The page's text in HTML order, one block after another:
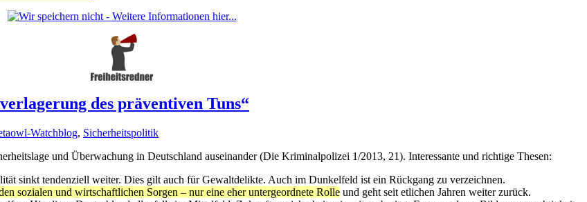
des präventiven Tuns“
Watchblog, Sicherheitspolitik
und Überwachung in Deutschland auseinander (Die Kriminalpolizei 1/2013, 21). Interessante und richtige Thesen:
sinkt tendenziell weiter. Dies gilt auch für Gewaltdelikte. Auch im Dunkelfeld ist ein Rückgang zu verzeichnen.
sozialen und wirtschaftlichen Sorgen – nur eine eher untergeordnete Rolle und geht seit etlichen Jahren weiter zurück.